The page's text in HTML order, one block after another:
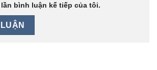
bình luận kế tiếp của tôi.